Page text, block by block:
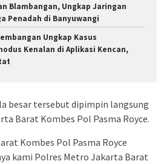
Blambangan, Ungkap Jaringan
Penadah di Banyuwangi
Ungkap Kasus
Kenalan di Aplikasi Kencan,
besar tersebut dipimpin langsung
Barat Kombes Pol Pasma Royce.
Kombes Pol Pasma Royce
kami Polres Metro Jakarta Barat